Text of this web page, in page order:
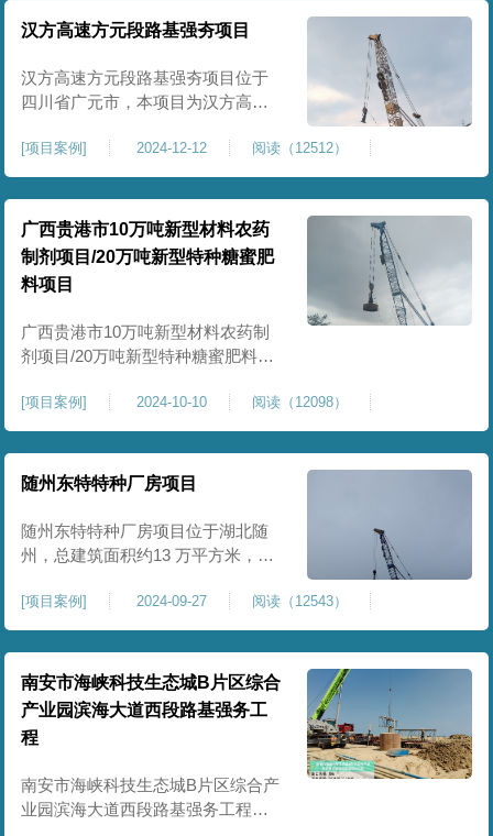
载力不低于140Kpa。康尚强夯公司
场，设备型号为ZRYG3500C，施工
作业人员按照设计严格施工。
汉方高速方元段路基强夯项目
汉方高速方元段路基强夯项目位于
四川省广元市，本项目为汉方高速
240000平方米，施工周期长，待路
基回填达到设计标高后，强夯施工
一次。我司于土方单位交叉作业。
康尚强夯公司于2024年10月20日安
排设备人员进场，按照图纸设计施
工。
[项目案例] 2024-12-12 阅读（12512）
广西贵港市10万吨新型材料农药
制剂项目/20万吨新型特种糖蜜肥
料项目
广西贵港市10万吨新型材料农药制
剂项目/20万吨新型特种糖蜜肥料项
期施工，一期为10万吨新型材料农
药制剂项目施工，二期为20万吨新
型特种糖蜜肥料项目，两期项目都
采用基础承台加强夯和普通强夯施
使用要求，单独对基础承台位置地
基进行置换加强夯，其他区域采用
[项目案例] 2024-10-10 阅读（12098）
随州东特特种厂房项目
随州东特特种厂房项目位于湖北随
州，总建筑面积约13 万平方米，为
载力与均匀性要求严苛。项目于
2024 年 9 月正式开工，地基处理采
用高能级强夯施工工艺，通过大吨
位重锤动力固结，全面提升场地密
实度与承载性能，满足重载车间、
设备基础与行车轨道的长期稳定运
行要求。项目严格遵循强夯地基处
[项目案例] 2024-09-27 阅读（12543）
南安市海峡科技生态城B片区综合
产业园滨海大道西段路基强务工
程
南安市海峡科技生态城B片区综合产
业园滨海大道西段路基强务工程位